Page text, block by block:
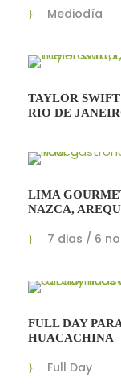
Mediodía
TAYLOR
RIO DE
LIMA
NAZCA,
7 dias / 6
FULL DAY
HUACACHINA
Full Day